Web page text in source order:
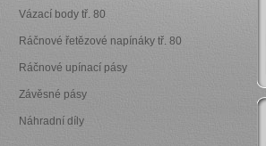
Vázací body tř. 80
Ráčnové řetězové napínáky tř. 80
Ráčnové upínací pásy
Závěsné pásy
Náhradní díly